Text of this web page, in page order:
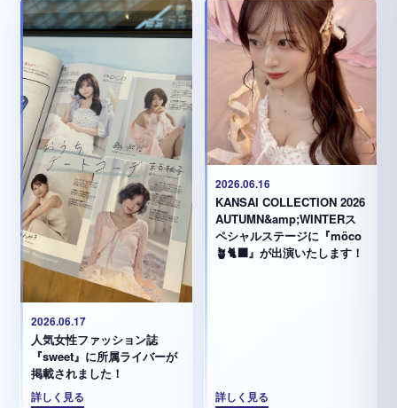
2026.06.17
人気女性ファッション誌
『sweet』に所属ライバーが
掲載されました！
詳しく見る
2026.06.16
KANSAI COLLECTION 2026
AUTUMN&amp;WINTERス
ペシャルステージに『möco
🪴🐈‍⬛』が出演いたします！
詳しく見る